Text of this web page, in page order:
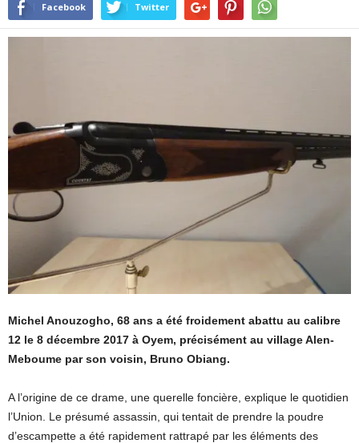
Facebook Twitter
Michel Anouzogho, 68 ans a été froidement abattu au calibre
12 le 8 décembre 2017 à Oyem, précisément au village Alen-
Meboume par son voisin, Bruno Obiang.
A l’origine de ce drame, une querelle foncière, explique le quotidien
l’Union. Le présumé assassin, qui tentait de prendre la poudre
d’escampette a été rapidement rattrapé par les éléments des